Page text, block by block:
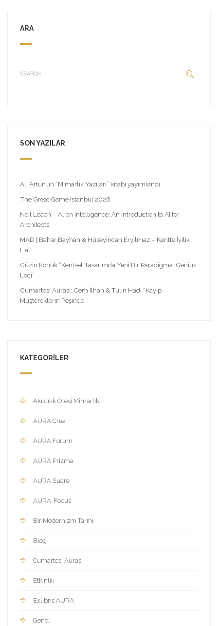
ARA
SON YAZILAR
Ali Artun’un “Mimarlık Yazıları” kitabı yayımlandı.
The Great Game Istanbul 2026
Neil Leach – Alien Intelligence: An Introduction to AI for
Architects
MAD | Bahar Bayhan & Hüseyincan Eryılmaz – Kentte İyilik
Hali
Güzin Konuk “Kentsel Tasarımda Yeni Bir Paradigma: Genius
Loci”
Cumartesi Aurası: Cem İlhan & Tülin Hadi “Kayıp
Müştereklerin Peşinde”
KATEGORILER
Akılcılık Ötesi Mimarlık
AURA Crea
AURA Forum
AURA Prizma
AURA Suare
AURA-Focus
Bir Modernizm Tarihi
Blog
Cumartesi Aurası
Etkinlik
Exlibris AURA
Genel